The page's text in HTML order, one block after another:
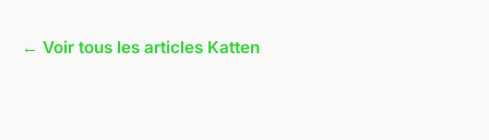
← Voir tous les articles Katten